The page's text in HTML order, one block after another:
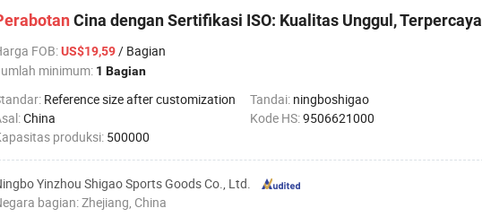
Cina dengan Sertifikasi ISO: Kualitas Unggul, Terpercaya
FOB:US$19,59/ Bagian
minimum: 1 Bagian
Reference size after customization Tandai: ningboshigao
China Kode HS:9506621000
produksi: 500000
Yinzhou Shigao Sports Goods Co., Ltd.
bagian: Zhejiang, China